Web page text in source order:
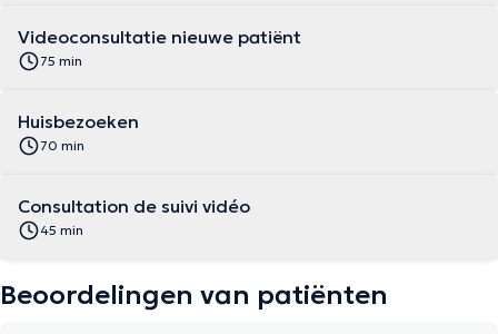
Videoconsultatie nieuwe patiënt
75 min
Huisbezoeken
70 min
Consultation de suivi vidéo
45 min
Beoordelingen van patiënten